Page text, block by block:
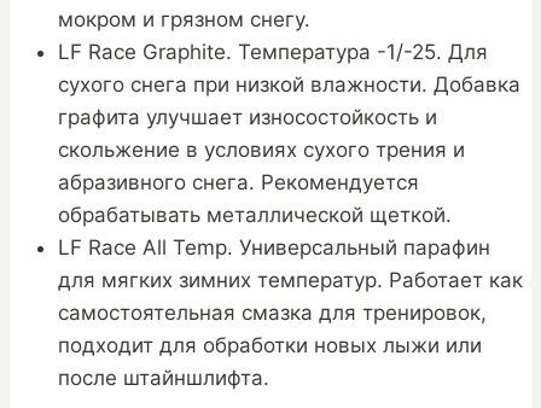
мокром и грязном снегу.
LF Race Graphite. Температура -1/-25. Для
сухого снега при низкой влажности. Добавка
графита улучшает износостойкость и
скольжение в условиях сухого трения и
абразивного снега. Рекомендуется
обрабатывать металлической щеткой.
LF Race All Temp. Универсальный парафин
для мягких зимних температур. Работает как
самостоятельная смазка для тренировок,
подходит для обработки новых лыжи или
после штайншлифта.